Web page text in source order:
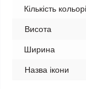
Кількість
Висота
Ширина
Назва ікони